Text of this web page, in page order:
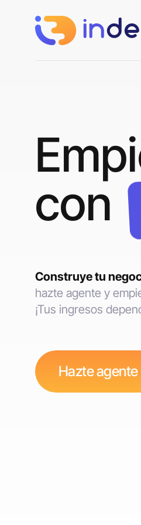
con
Construye tu
hazte agente y
¡Tus ingresos
Hazte agente